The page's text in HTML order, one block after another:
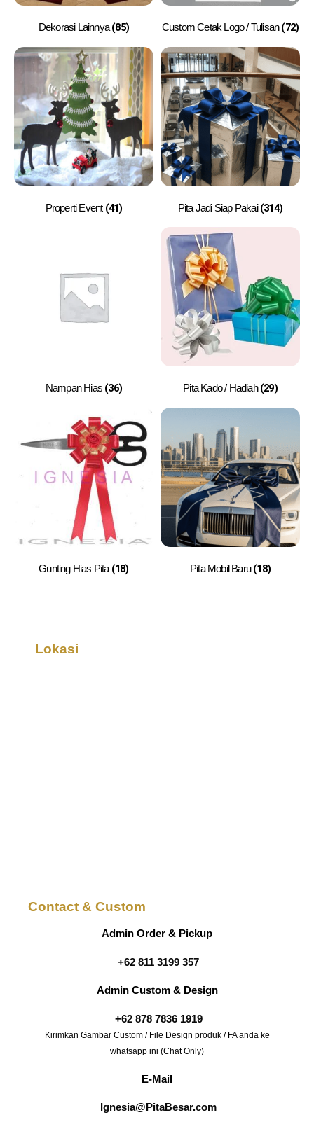
Dekorasi Lainnya(85) Custom Cetak Logo / Tulisan(72)
Properti Event (41) Pita Jadi Siap Pakai(314)
Nampan Hias (36) Pita Kado / Hadiah(29)
Gunting Hias Pita (18) Pita Mobil Baru(18)
Lokasi
Contact & Custom
Admin Order & Pickup
+62 811 3199 357
Admin Custom & Design
+62 878 7836 1919
Kirimkan Gambar Custom / File Design produk / FA anda ke
whatsapp ini (Chat Only)
E-Mail
Ignesia@PitaBesar.com